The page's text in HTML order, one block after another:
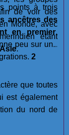
de voir des
Monde, avec
étant
.
points à trois
ancêtres des
en premier.
peu sur une
2
que toutes
est également
du nord de